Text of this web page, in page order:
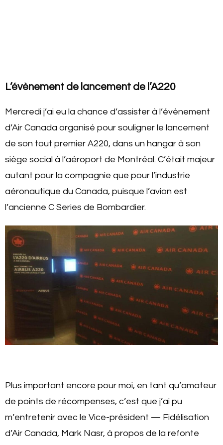
L’évènement de lancement de l’A220
Mercredi j’ai eu la chance d’assister à l’évènement
d’Air Canada organisé pour souligner le lancement
de son tout premier A220, dans un hangar à son
siège social à l’aéroport de Montréal. C’était majeur
autant pour la compagnie que pour l’industrie
aéronautique du Canada, puisque l’avion est
l’ancienne C Series de Bombardier.
Plus important encore pour moi, en tant qu’amateur
de points de récompenses, c’est que j’ai pu
m’entretenir avec le Vice-président — Fidélisation
d’Air Canada, Mark Nasr, à propos de la refonte